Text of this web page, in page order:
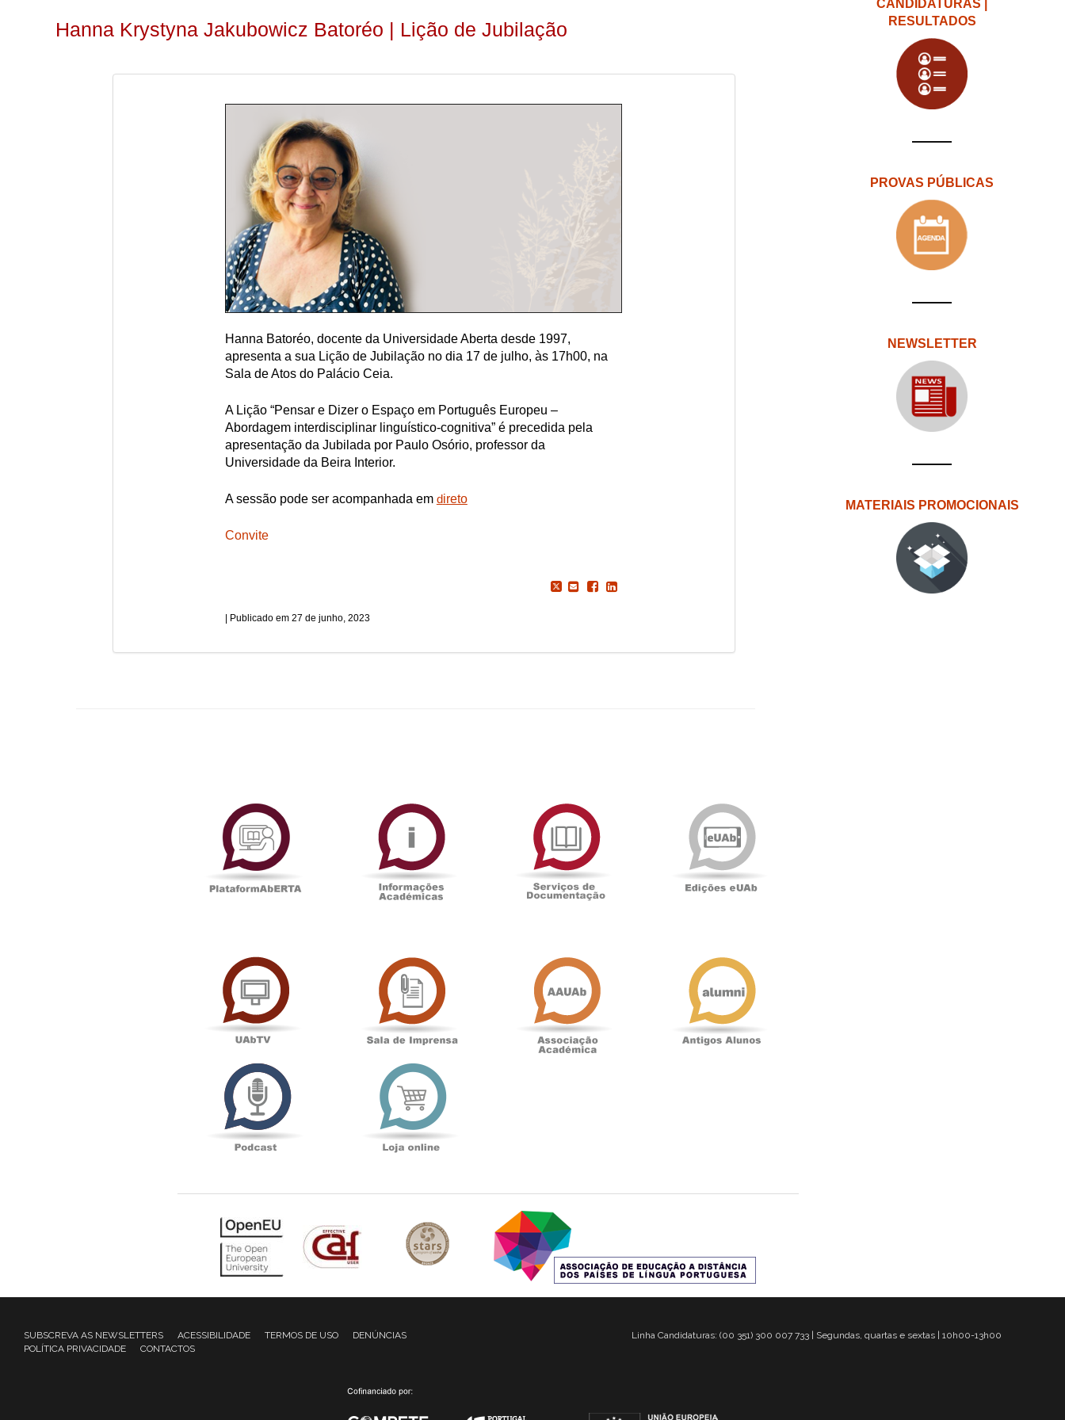
Hanna Krystyna Jakubowicz Batoréo | Lição de Jubilação
Hanna Batoréo, docente da Universidade Aberta desde 1997,
apresenta a sua Lição de Jubilação no dia 17 de julho, às 17h00, na
Sala de Atos do Palácio Ceia.
A Lição “Pensar e Dizer o Espaço em Português Europeu –
Abordagem interdisciplinar linguístico-cognitiva” é precedida pela
apresentação da Jubilada por Paulo Osório, professor da
Universidade da Beira Interior.
A sessão pode ser acompanhada em direto
Convite
27 de junho, 2023
CANDIDATURAS |
RESULTADOS
PROVAS PÚBLICAS
NEWSLETTER
MATERIAIS PROMOCIONAIS
PlataformAberta
Académicas
Documentação
SUBSCREVA AS NEWSLETTERS ACESSIBILIDADE TERMOS DE USO
DENÚNCIAS
POLÍTICA PRIVACIDADE
CONTACTOS
Linha Candidaturas: (00 351) 300 007 733 | Segundas, quartas e sextas | 10h00-13h00